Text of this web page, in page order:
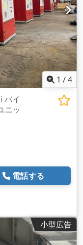
1 /4
バイ
ニッ
電話する
小型広告